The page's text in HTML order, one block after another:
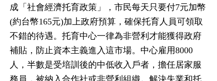
成「社會經濟托育政策」，市民每天只要付7元加幣
(約台幣165元)加上政府預算，確保托育人員可領取
不錯的待遇。托育中心一律為非營利才能獲得政府
補貼，防止資本主義進入這市場。中心雇用8000
人，半數是受培訓後的中低收入戶者，擔任居家服